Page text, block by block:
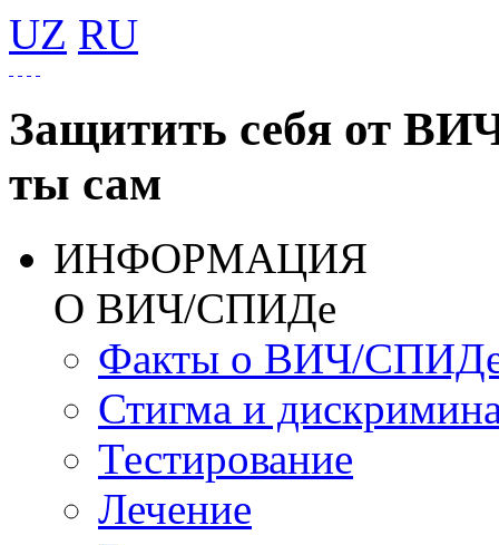
UZ RU
Защитить себя от
ты сам
ИНФОРМАЦИЯ
О ВИЧ/СПИДе
Факты о ВИЧ/
Стигма и
Тестирование
Лечение